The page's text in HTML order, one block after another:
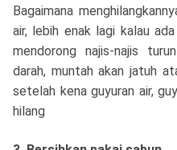
Bagaimana
air, lebih enak lagi kalau
mendorong najis-najis
darah, muntah akan jatuh
setelah kena guyuran air,
hilang